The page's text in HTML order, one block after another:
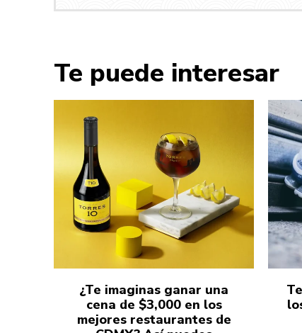
Te puede interesar
¿Te imaginas ganar una
cena de $3,000 en los
mejores restaurantes de